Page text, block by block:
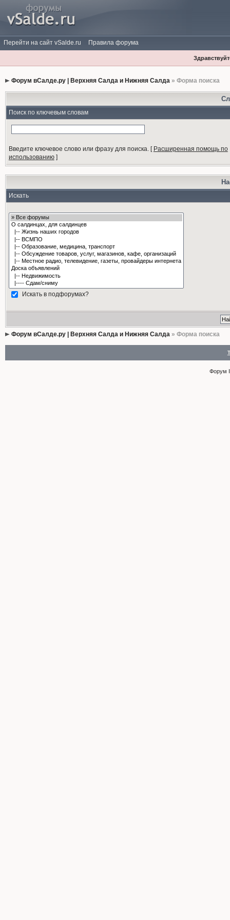
Перейти на сайт vSalde.ru Правила форума
Форум вСалде.ру | Верхняя Салда и Нижняя Салда» Форма поиска
Поиск по ключевым словам
Введите ключевое слово или фразу для поиска.[ Расширенная помощь по
использованию]
Искать
Искать в подфорумах?
Форум вСалде.ру | Верхняя Салда и Нижняя Салда» Форма поиска
Форум